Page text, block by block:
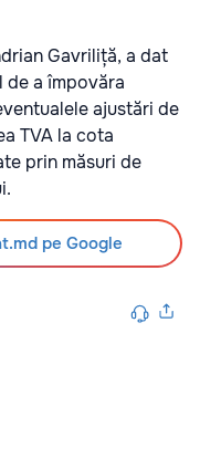
Gavriliță, a dat
de a împovăra
ajustări de
TVA la cota
prin măsuri de
pe Google